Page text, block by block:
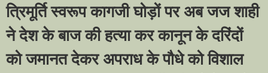
त्रिमूर्ति स्वरूप कागजी घोड़ों पर अब जज शाही
ने देश के बाज की हत्या कर कानून के दरिंदों
को जमानत देकर अपराध के पौधे को विशाल